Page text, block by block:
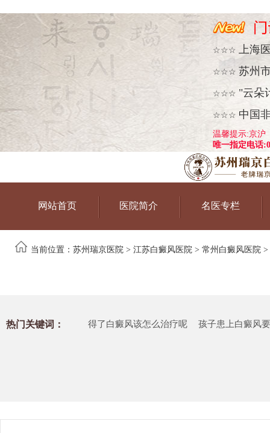
☆☆☆ 上海
☆☆☆ 苏州
☆☆☆ "云朵
☆☆☆ 中国
温馨提示:京沪
唯一指定电话
网站首页 医院简介 名医专栏
当前位置： 苏州瑞京医院 > 江苏白癜风医院 > 常州白癜风医院 >
热门关键词： 得了白癜风该怎么治疗呢 孩子患上白癜风